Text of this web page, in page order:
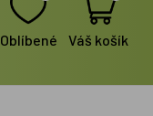
Oblíbené Váš košík